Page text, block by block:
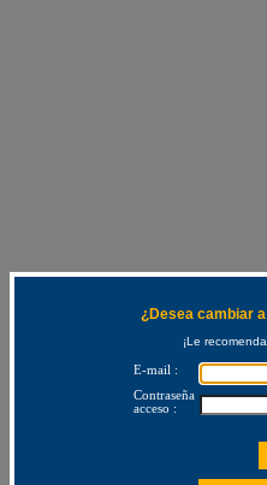
¿Desea cambiar
¡Le
E-mail :
Contraseña
acceso :